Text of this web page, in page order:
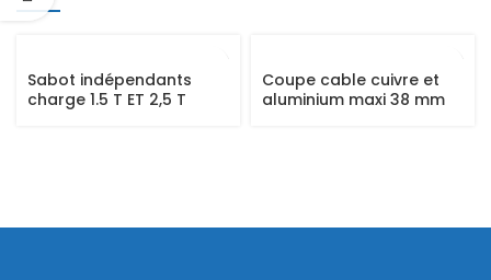
Sabot indépendants
charge 1.5 T ET 2,5 T
Coupe cable cuivre et
aluminium maxi 38 mm